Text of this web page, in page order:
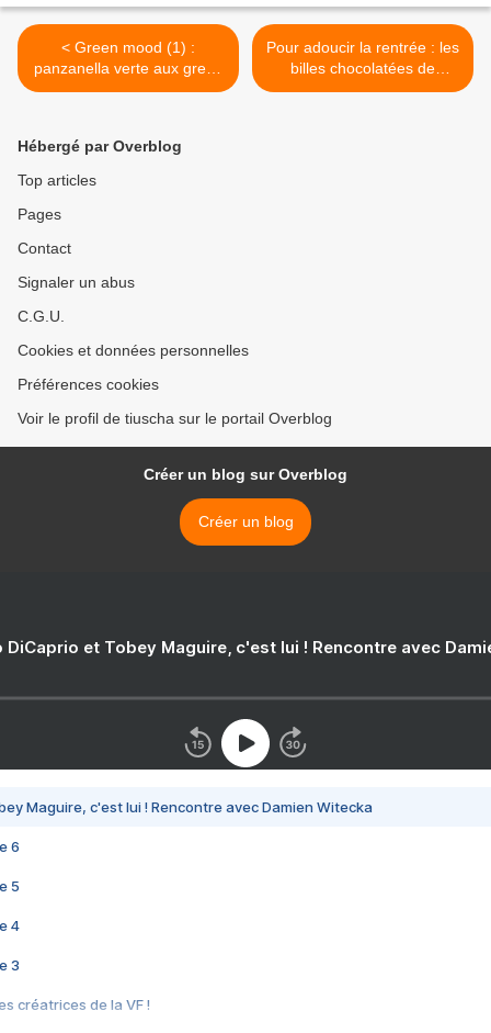
< Green mood (1) :
panzanella verte aux green
zebra, melon et basilic
Pour adoucir la rentrée : les
billes chocolatées de
Patrick Roger >
Hébergé par Overblog
Top articles
Pages
Contact
Signaler un abus
C.G.U.
Cookies et données personnelles
Préférences cookies
Voir le profil de tiuscha sur le portail Overblog
Créer un blog sur Overblog
Créer un blog
DiCaprio et Tobey Maguire, c'est lui ! Rencontre avec
Maguire, c'est lui ! Rencontre avec Damien Witecka
6
5
4
3
créatrices de la VF !